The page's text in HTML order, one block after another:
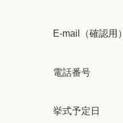
E-mail（確認用）
電話番号
挙式予定日